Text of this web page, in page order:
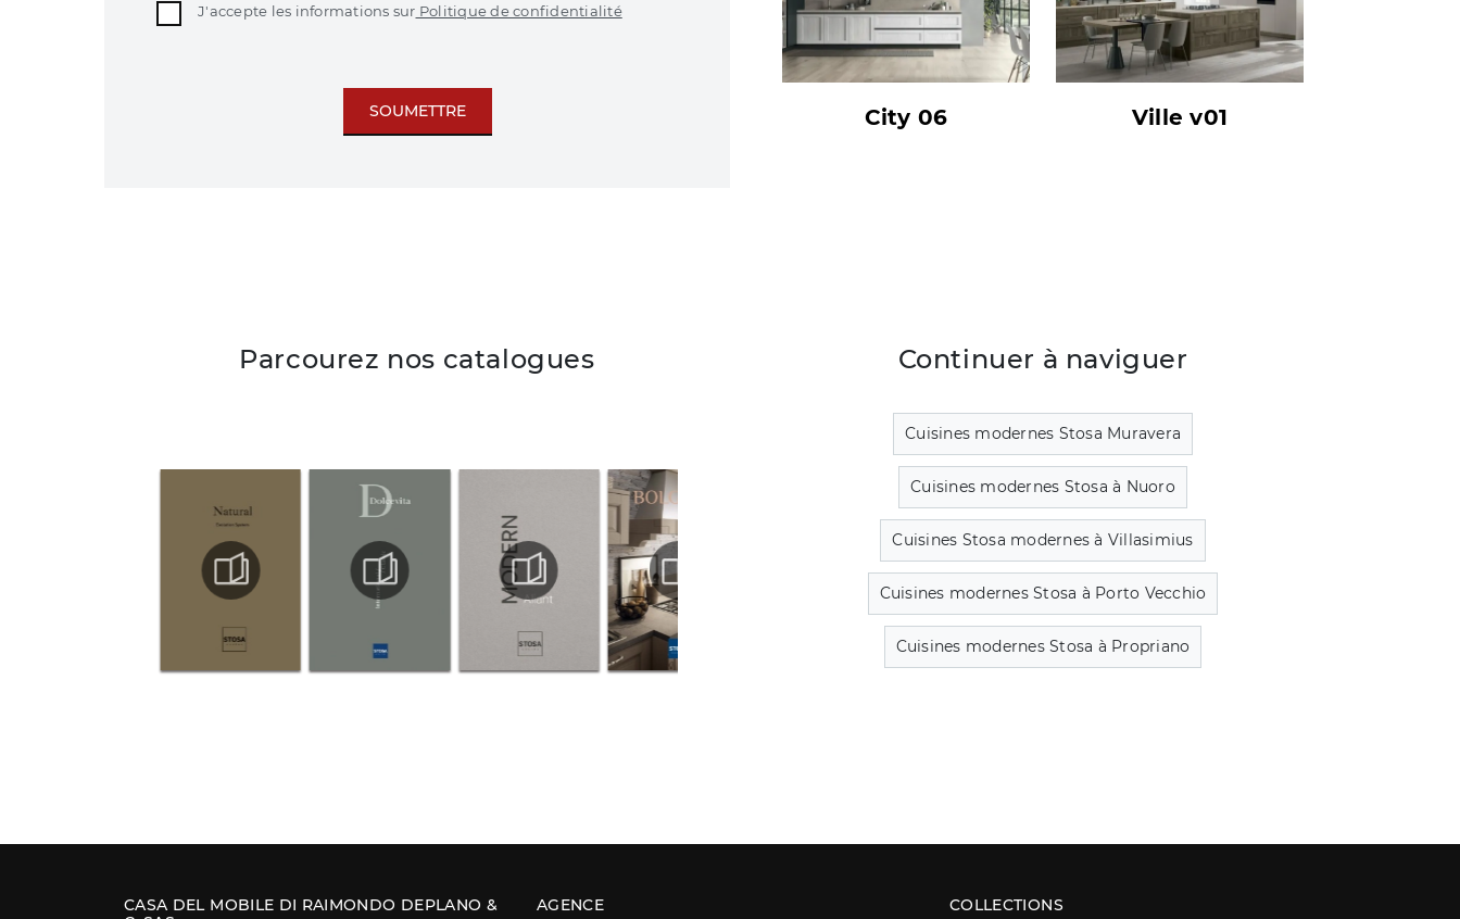
J'accepte les informations sur Politique de confidentialité
SOUMETTRE City 06 Ville v01
Parcourez nos catalogues Continuer à naviguer
Cuisines modernes Stosa Muravera
Cuisines modernes Stosa à Nuoro
Cuisines Stosa modernes à Villasimius
Cuisines modernes Stosa à Porto Vecchio
Cuisines modernes Stosa à Propriano
CASA DEL MOBILE DI RAIMONDO DEPLANO &
AGENCE COLLECTIONS